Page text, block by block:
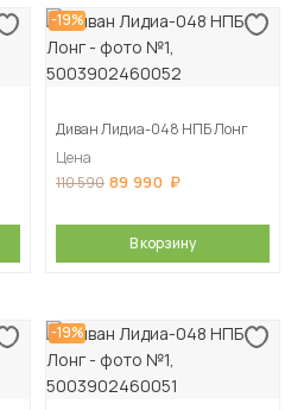
-19%
Диван Лидиа-048 НПБ Лонг
Цена
110 590 89 990
В корзину
-19%